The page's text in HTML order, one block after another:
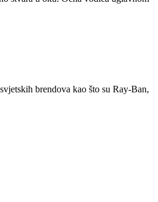
brendova kao što su Ray-Ban,